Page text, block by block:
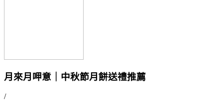
月來月呷意｜中秋節月餅送禮推薦
/